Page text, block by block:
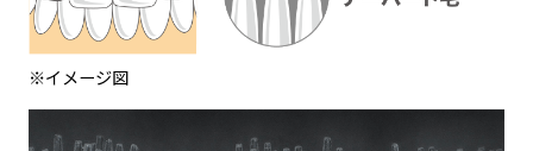
※イメージ図